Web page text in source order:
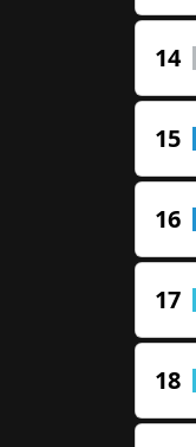
14
15
16
17
18